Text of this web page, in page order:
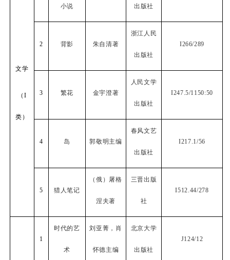
文学
（ I
类）
小说 出版社
2 背影 朱自清著
浙江人民
出版社
I266/289
3 繁花 金宇澄著
人民文学
出版社
I247.5/1150:50
4 岛 郭敬明主编
春风文艺
出版社
I217.1/56
5 猎人笔记
（俄）屠格
涅夫著
三晋出版
社
I512.44/278
1
时代的艺
术
刘亚菁，肖
怀德主编
北京大学
出版社
J124/12